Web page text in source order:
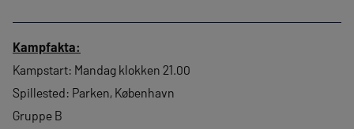
Kampfakta:
Kampstart: Mandag klokken 21.00
Spillested: Parken, København
Gruppe B